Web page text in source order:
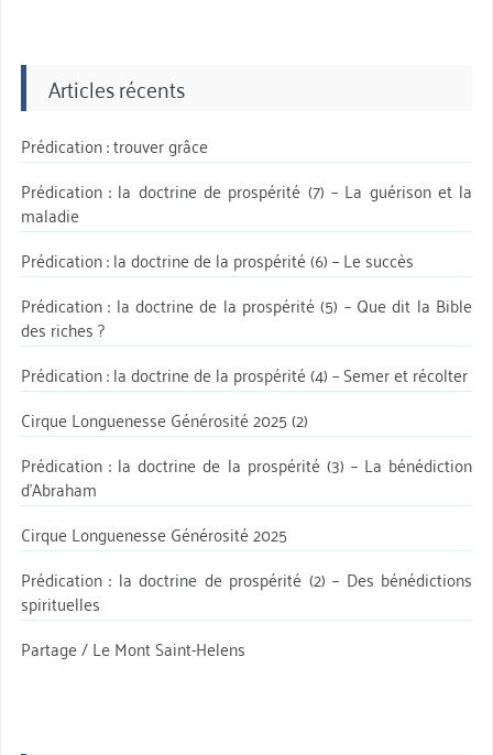
Articles récents
Prédication : trouver grâce
Prédication : la doctrine de prospérité (7) – La guérison et la
maladie
Prédication : la doctrine de la prospérité (6) – Le succès
Prédication : la doctrine de la prospérité (5) – Que dit la Bible
des riches ?
Prédication : la doctrine de la prospérité (4) – Semer et récolter
Cirque Longuenesse Générosité 2025 (2)
Prédication : la doctrine de la prospérité (3) – La bénédiction
d’Abraham
Cirque Longuenesse Générosité 2025
Prédication : la doctrine de prospérité (2) – Des bénédictions
spirituelles
Partage / Le Mont Saint-Helens